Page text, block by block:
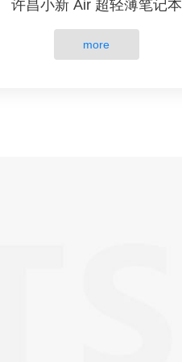
许昌小新 Air 超轻薄笔记本
more